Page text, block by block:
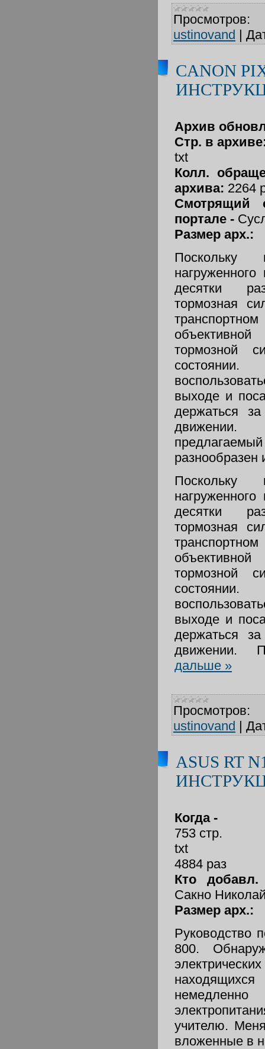
Просмотров:
ustinovand |
CANON
Архив
Стр. в
txt
Колл.
архива: 2264
Смотрящий
портале -
Размер арх.:
десятки
тормозная
тормозной
выходе и
держаться
движении.
разнообразен
десятки
тормозная
тормозной
выходе и
держаться
движении.
дальше »
Просмотров:
ustinovand |
ASUS RT
Когда -
753 стр.
txt
4884 раз
Кто
Сакно
Размер арх.:
Руководство
800.
немедленно
учителю.
вложенные в